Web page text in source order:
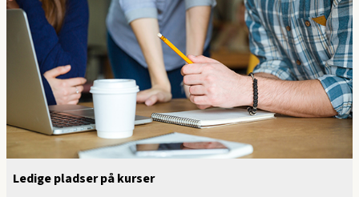
Ledige pladser på kurser